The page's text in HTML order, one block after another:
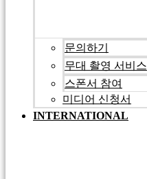
문의하기
무대 촬영 서비스
스폰서 참여
미디어 신청서
INTERNATIONAL